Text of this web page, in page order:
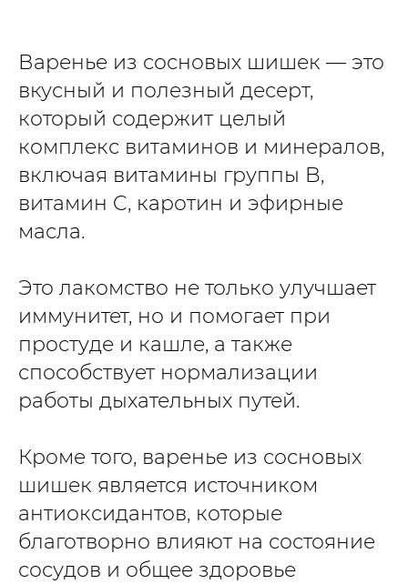
Варенье из сосновых шишек — это
вкусный и полезный десерт,
который содержит целый
комплекс витаминов и минералов,
включая витамины группы B,
витамин C, каротин и эфирные
масла.
Это лакомство не только улучшает
иммунитет, но и помогает при
простуде и кашле, а также
способствует нормализации
работы дыхательных путей.
Кроме того, варенье из сосновых
шишек является источником
антиоксидантов, которые
благотворно влияют на состояние
сосудов и общее здоровье